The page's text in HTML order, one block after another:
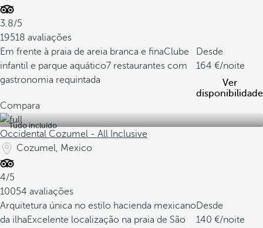
3.8/5
19518 avaliações
Em frente à praia de areia branca e finaClube
infantil e parque aquático7 restaurantes com
gastronomia requintada
Desde
164
/noite
Ver
disponibilidade
Compara
Tudo incluído
Occidental Cozumel - All Inclusive
Cozumel, Mexico
4/5
10054 avaliações
Arquitetura única no estilo hacienda mexicano
da ilhaExcelente localização na praia de São
Desde
140
/noite